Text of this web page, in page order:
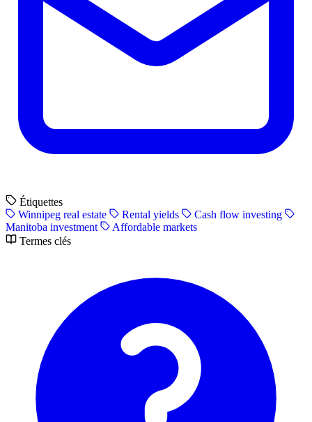
Étiquettes
Winnipeg real estate
Rental yields
Cash flow investing
Manitoba investment
Affordable markets
Termes clés